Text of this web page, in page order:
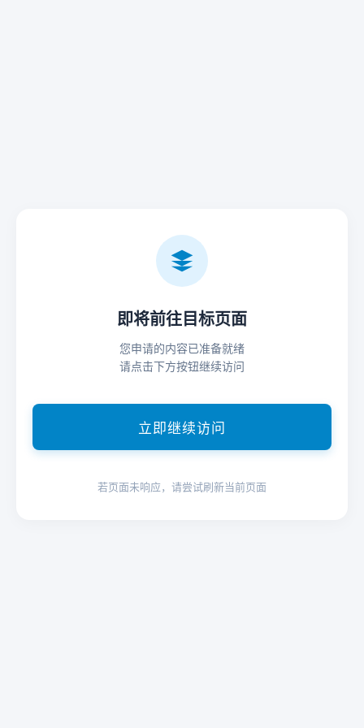
即将前往目标页面
您申请的内容已准备就绪
请点击下方按钮继续访问
立即继续访问
若页面未响应，请尝试刷新当前页面